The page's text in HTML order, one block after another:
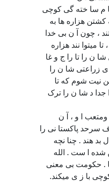
م سا خته گی کوچی
کشتن هزاره ها به
، چون آ ن بی خدا
میتوا نند هزاره
ن را تا را ج و غا
زراعتی شا ن را
نیت شوم که تا
جدا د شا ن را ترک
ا و ، آ ن
سرحد پاکستا نی را
بد هند . چنا نچه
شده ا ست . الله
. حکومت بی معنی